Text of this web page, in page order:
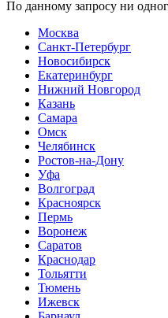
По данному запросу ни
Москва
Санкт-Петербург
Новосибирск
Екатеринбург
Нижний Новгород
Казань
Самара
Омск
Челябинск
Ростов-на-Дону
Уфа
Волгоград
Красноярск
Пермь
Воронеж
Саратов
Краснодар
Тольятти
Тюмень
Ижевск